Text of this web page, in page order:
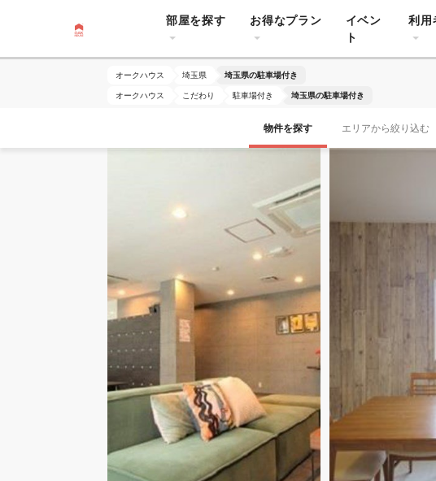
部屋を探す お得なプラン
イベン
ト
利用
オークハウス 埼玉県 埼玉県の駐車場付き
オークハウス こだわり 駐車場付き 埼玉県の駐車場付き
物件を探す エリアから絞り込む